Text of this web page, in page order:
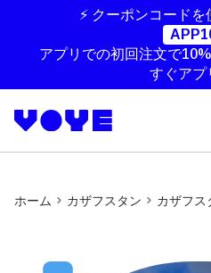
⚡ クーポンコード
アプリでの初回注文で10%
すぐアプ
ホーム カザフスタン カザフス